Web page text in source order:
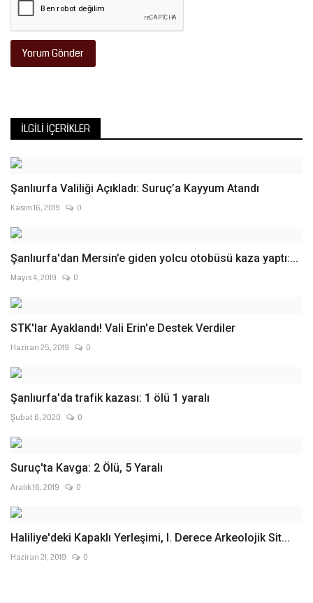
Yorum Gönder
İLGILI İÇERIKLER
Şanlıurfa Valiliği Açıkladı: Suruç’a Kayyum Atandı
Kasım 16, 2019 0
Şanlıurfa'dan Mersin’e giden yolcu otobüsü kaza yaptı:...
Mayıs 4, 2019 0
STK'lar Ayaklandı! Vali Erin'e Destek Verdiler
Haziran 25, 2019 0
Şanlıurfa'da trafik kazası: 1 ölü 1 yaralı
Şubat 6, 2020 0
Suruç'ta Kavga: 2 Ölü, 5 Yaralı
Aralık 16, 2019 0
Haliliye'deki Kapaklı Yerleşimi, I. Derece Arkeolojik Sit...
Haziran 21, 2019 0